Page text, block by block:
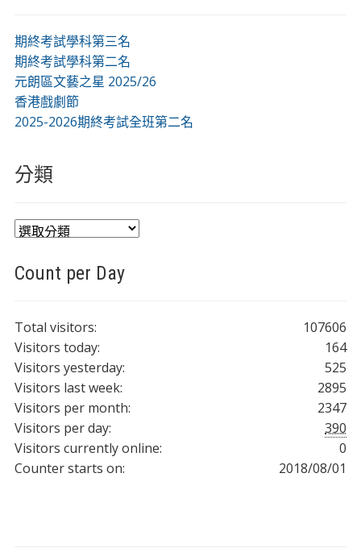
期終考試學科第三名
期終考試學科第二名
元朗區文藝之星 2025/26
香港戲劇節
2025-2026期終考試全班第二名
分類
分
Count per Day
107606
Total visitors:
164
Visitors today:
525
Visitors yesterday:
2895
Visitors last week:
2347
Visitors per month:
390
Visitors per day:
0
Visitors currently online:
2018/08/01
Counter starts on: